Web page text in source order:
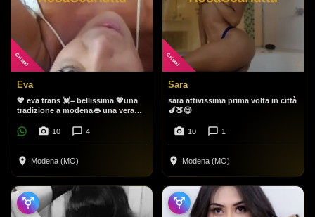
Cristal
Eva
💖 eva trans 💓= bellissima 💖una
tradizione a modena👄 una vera
10
4
Modena (MO)
Cristal
Sara
sara attivissima prima volta in città
🍆🍑😋
10 1
Modena (MO)